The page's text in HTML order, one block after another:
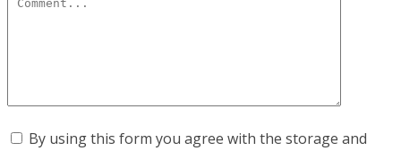
By using this form you agree with the storage and